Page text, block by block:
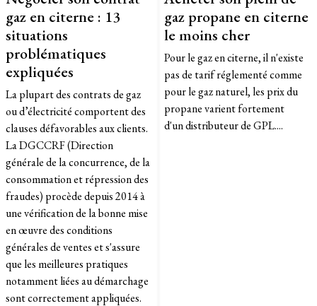
gaz en citerne : 13
situations
problématiques
expliquées
La plupart des contrats de gaz
ou d’électricité comportent des
clauses défavorables aux clients.
La DGCCRF (Direction
générale de la concurrence, de la
consommation et répression des
fraudes) procède depuis 2014 à
une vérification de la bonne mise
en œuvre des conditions
générales de ventes et s'assure
que les meilleures pratiques
notamment liées au démarchage
sont correctement appliquées.
gaz propane en citerne
le moins cher
Pour le gaz en citerne, il n'existe
pas de tarif réglementé comme
pour le gaz naturel, les prix du
propane varient fortement
d'un distributeur de GPL....